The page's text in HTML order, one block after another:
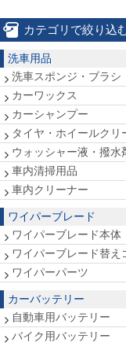
カテゴリで絞り込
洗車用品
洗車スポンジ・ブラシ
カーワックス
カーシャンプー
タイヤ・ホイールクリ
ウォッシャー液・撥水
車内清掃用品
車内クリーナー
ワイパーブレード
ワイパーブレード本体
ワイパーブレード替え
ワイパーパーツ
カーバッテリー
自動車用バッテリー
バイク用バッテリー